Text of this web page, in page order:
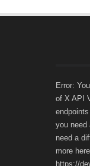
Error:
of X API
you need
need a
more
https://